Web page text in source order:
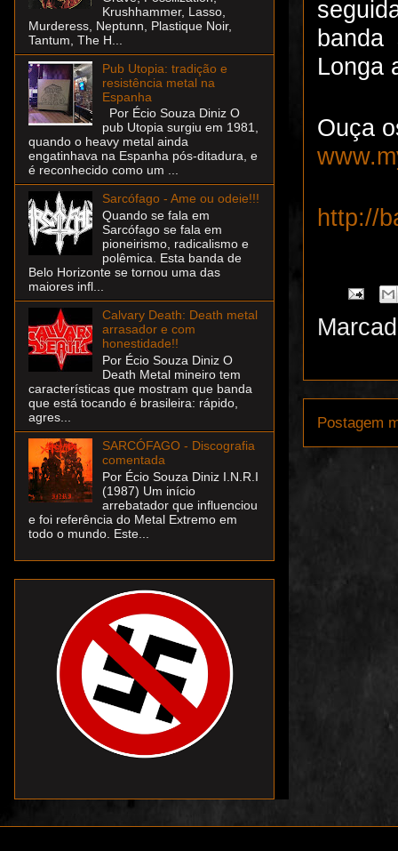
Longa
Ouça
http://
Postagem
Krushhammer, Lasso,
Murderess, Neptunn, Plastique Noir,
Tantum, The H...
Pub Utopia: tradição e
resistência metal na
Espanha
Por Écio Souza Diniz O
pub Utopia surgiu em 1981,
quando o heavy metal ainda
engatinhava na Espanha pós-ditadura, e
é reconhecido como um ...
Sarcófago - Ame ou odeie!!!
Quando se fala em
Sarcófago se fala em
pioneirismo, radicalismo e
polêmica. Esta banda de
Belo Horizonte se tornou uma das
maiores infl...
Calvary Death: Death metal
arrasador e com
honestidade!!
Por Écio Souza Diniz O
Death Metal mineiro tem
características que mostram que banda
que está tocando é brasileira: rápido,
agres...
SARCÓFAGO - Discografia
comentada
Por Écio Souza Diniz I.N.R.I
(1987) Um início
arrebatador que influenciou
e foi referência do Metal Extremo em
todo o mundo. Este...